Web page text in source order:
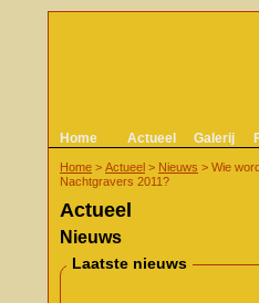
Home Actueel Galerij
Home > Actueel > Nieuws > Wie
Nachtgravers 2011?
Actueel
Nieuws
Laatste nieuws